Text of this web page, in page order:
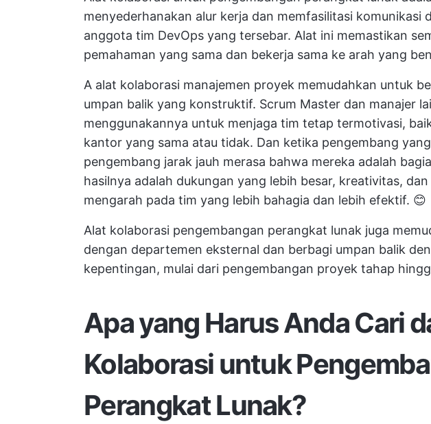
menyederhanakan alur kerja dan memfasilitasi komunikasi
anggota tim DevOps yang tersebar. Alat ini memastikan
pemahaman yang sama dan bekerja sama ke arah yang
A alat kolaborasi manajemen proyek memudahkan untuk
umpan balik yang konstruktif. Scrum Master dan manajer
menggunakannya untuk menjaga tim tetap termotivasi,
kantor yang sama atau tidak. Dan ketika pengembang
pengembang jarak jauh merasa bahwa mereka adalah
hasilnya adalah dukungan yang lebih besar, kreativitas,
mengarah pada tim yang lebih bahagia dan lebih efektif. 😊
Alat kolaborasi pengembangan perangkat lunak juga
dengan departemen eksternal dan berbagi umpan balik
kepentingan, mulai dari pengembangan proyek tahap
Apa yang Harus Anda Cari
Kolaborasi untuk
Perangkat Lunak?